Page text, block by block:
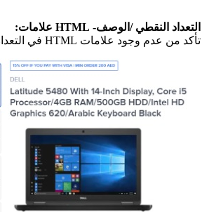
مثال#1
HTML علامة متوفرة في أول
نقطتين من التعداد النقطي:
التعداد النقطي:
* مزود بمعالج مدمج 7200U يمنح
* توفر الشاشة مقاس 14 بوصة
صورًا مشرقة ونقية للاستمتاع
بالأفلام ومقاطع الفيديو
الموسيقية </ li>
* توفر لك ذاكرة DDR4 SDRAM
سعة 4 جيجا بايت السرعة التي